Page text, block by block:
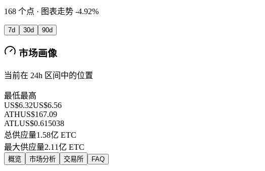
168 个点 · 图表走势 -4.92%
7d 30d 90d
市场画像
当前在 24h 区间中的位置
最低最高
US$6.32US$6.56
ATHUS$167.09
ATLUS$0.615038
总供应量1.58亿 ETC
最大供应量2.11亿 ETC
概览 市场分析 交易所 FAQ